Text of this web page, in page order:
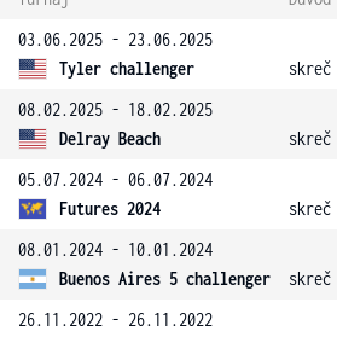
03.06.2025 - 23.06.2025
Tyler challenger
skreč
08.02.2025 - 18.02.2025
Delray Beach
skreč
05.07.2024 - 06.07.2024
Futures 2024
skreč
08.01.2024 - 10.01.2024
Buenos Aires 5 challenger
skreč
26.11.2022 - 26.11.2022